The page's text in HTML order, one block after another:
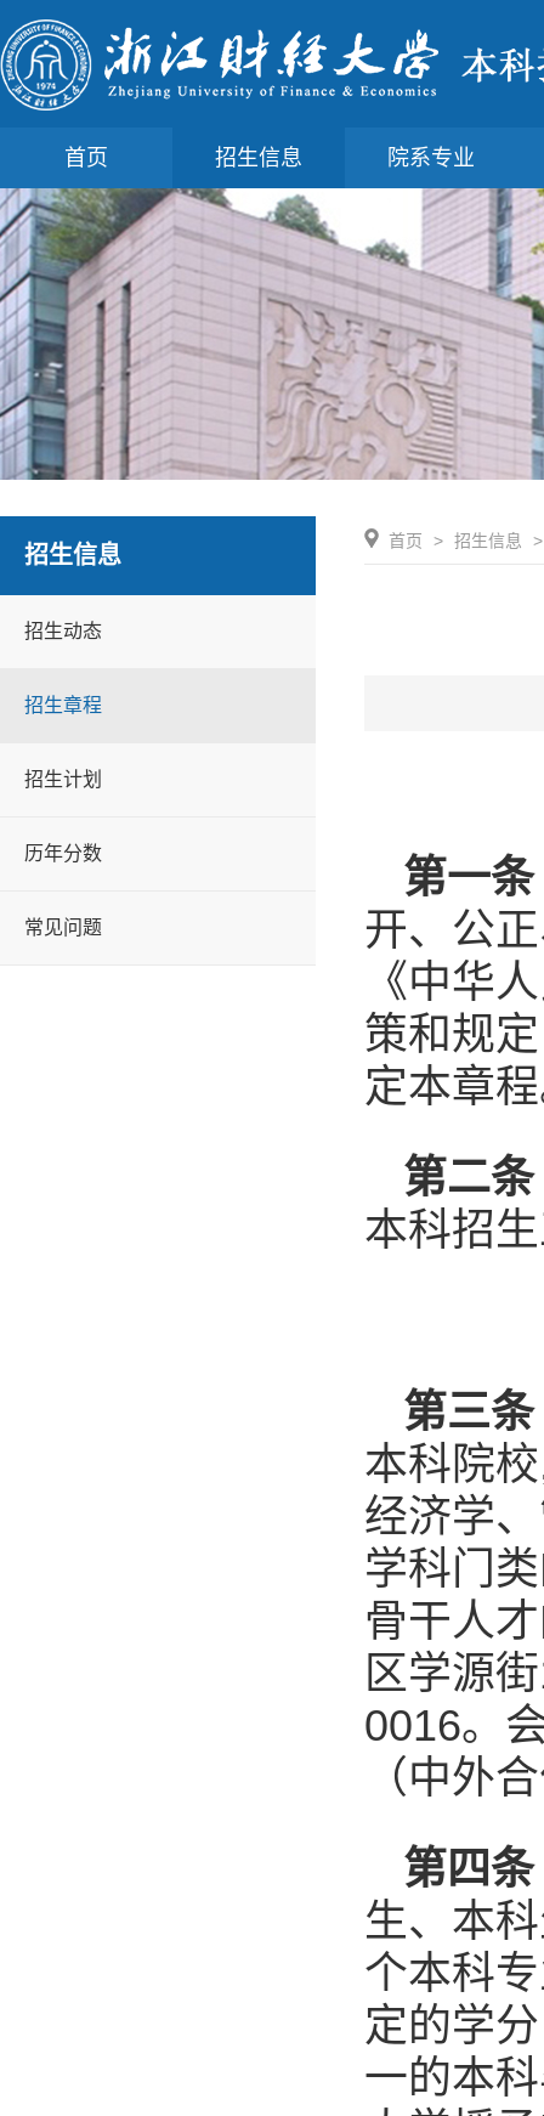
首页 招生信息 院系专业
招生信息
招生动态
招生章程
招生计划
历年分数
常见问题
首页 > 招生信息
第一条
开、公
《中华
策和规
定本章
第二
本科招
第三条
本科院
经济学
学科门
骨干人
区学源
0016。
（中外
第四条
生、本
个本科
定的学
一的本